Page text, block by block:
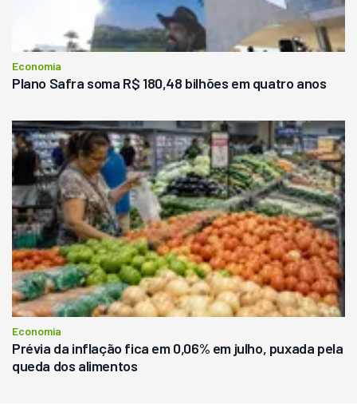
Economia
Plano Safra soma R$ 180,48 bilhões em quatro anos
Economia
Prévia da inflação fica em 0,06% em julho, puxada pela
queda dos alimentos